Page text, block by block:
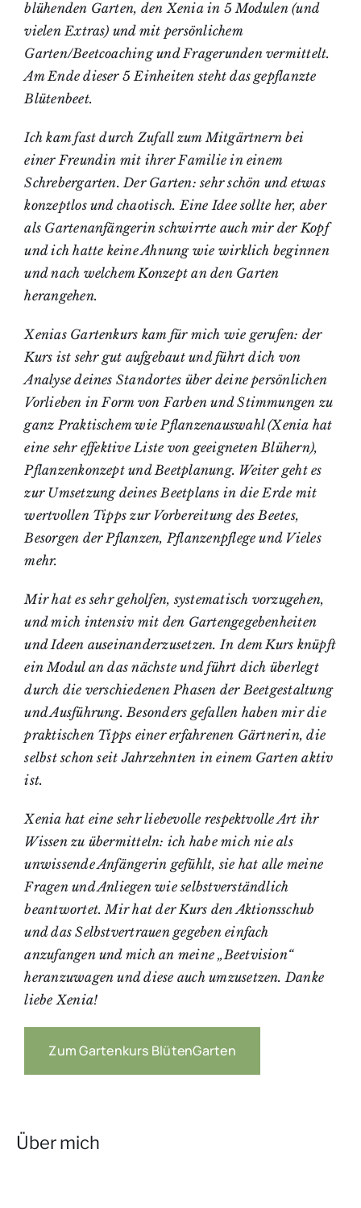
blühenden Garten, den Xenia in 5 Modulen (und
vielen Extras) und mit persönlichem
Garten/Beetcoaching und Fragerunden vermittelt.
Am Ende dieser 5 Einheiten steht das gepflanzte
Blütenbeet.
Ich kam fast durch Zufall zum Mitgärtnern bei
einer Freundin mit ihrer Familie in einem
Schrebergarten. Der Garten: sehr schön und etwas
konzeptlos und chaotisch. Eine Idee sollte her, aber
als Gartenanfängerin schwirrte auch mir der Kopf
und ich hatte keine Ahnung wie wirklich beginnen
und nach welchem Konzept an den Garten
herangehen.
Xenias Gartenkurs kam für mich wie gerufen: der
Kurs ist sehr gut aufgebaut und führt dich von
Analyse deines Standortes über deine persönlichen
Vorlieben in Form von Farben und Stimmungen zu
ganz Praktischem wie Pflanzenauswahl (Xenia hat
eine sehr effektive Liste von geeigneten Blühern),
Pflanzenkonzept und Beetplanung. Weiter geht es
zur Umsetzung deines Beetplans in die Erde mit
wertvollen Tipps zur Vorbereitung des Beetes,
Besorgen der Pflanzen, Pflanzenpflege und Vieles
mehr.
Mir hat es sehr geholfen, systematisch vorzugehen,
und mich intensiv mit den Gartengegebenheiten
und Ideen auseinanderzusetzen. In dem Kurs knüpft
ein Modul an das nächste und führt dich überlegt
durch die verschiedenen Phasen der Beetgestaltung
und Ausführung. Besonders gefallen haben mir die
praktischen Tipps einer erfahrenen Gärtnerin, die
selbst schon seit Jahrzehnten in einem Garten aktiv
ist.
Xenia hat eine sehr liebevolle respektvolle Art ihr
Wissen zu übermitteln: ich habe mich nie als
unwissende Anfängerin gefühlt, sie hat alle meine
Fragen und Anliegen wie selbstverständlich
beantwortet. Mir hat der Kurs den Aktionsschub
und das Selbstvertrauen gegeben einfach
anzufangen und mich an meine „Beetvision“
heranzuwagen und diese auch umzusetzen. Danke
liebe Xenia!
Zum Gartenkurs BlütenGarten
Über mich